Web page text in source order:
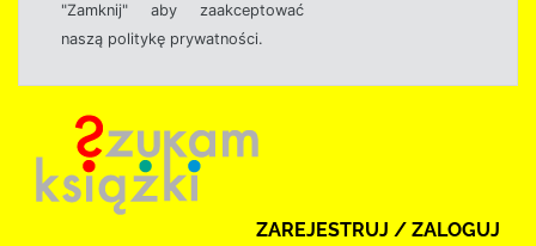
"Zamknij" aby zaakceptować
naszą politykę prywatności.
ZAREJESTRUJ / ZALOGUJ